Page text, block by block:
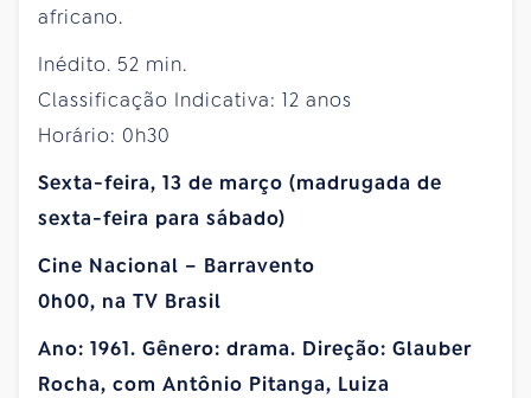
africano.
Inédito. 52 min.
Classificação Indicativa: 12 anos
Horário: 0h30
Sexta-feira, 13 de março (madrugada de
sexta-feira para sábado)
Cine Nacional – Barravento
0h00, na TV Brasil
Ano: 1961. Gênero: drama. Direção: Glauber
Rocha, com Antônio Pitanga, Luiza